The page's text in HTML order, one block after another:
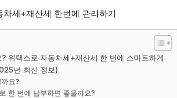
? 위택스로 자동차세+재산세 한 번에 스마트하게
년 최신 정보)
요?
한 번에 납부하면 좋을까요?